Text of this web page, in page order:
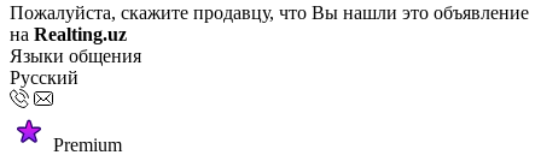
Пожалуйста, скажите продавцу, что Вы нашли это объявление
на Realting.uz
Языки общения
Русский
Premium